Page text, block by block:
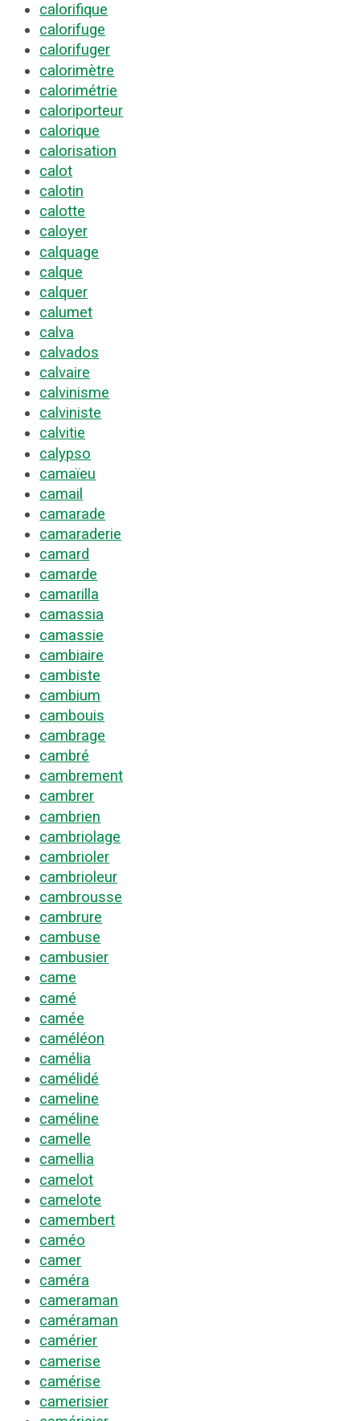
calorifique
calorifuge
calorifuger
calorimètre
calorimétrie
caloriporteur
calorique
calorisation
calot
calotin
calotte
caloyer
calquage
calque
calquer
calumet
calva
calvados
calvaire
calvinisme
calviniste
calvitie
calypso
camaïeu
camail
camarade
camaraderie
camard
camarde
camarilla
camassia
camassie
cambiaire
cambiste
cambium
cambouis
cambrage
cambré
cambrement
cambrer
cambrien
cambriolage
cambrioler
cambrioleur
cambrousse
cambrure
cambuse
cambusier
came
camé
camée
caméléon
camélia
camélidé
cameline
caméline
camelle
camellia
camelot
camelote
camembert
caméo
camer
caméra
cameraman
caméraman
camérier
camerise
camérise
camerisier